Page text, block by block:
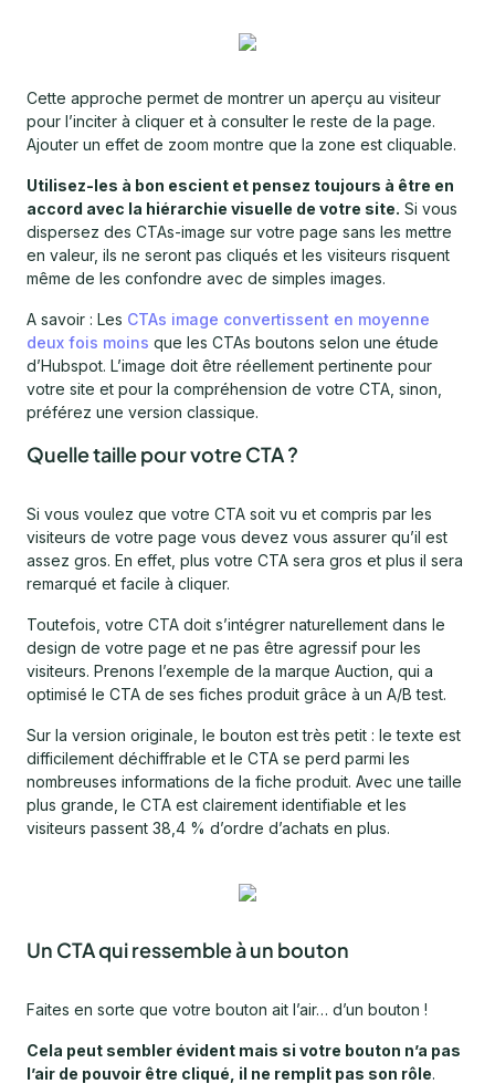
Cette approche permet de montrer un aperçu au visiteur
pour l’inciter à cliquer et à consulter le reste de la page.
Ajouter un effet de zoom montre que la zone est cliquable.
Utilisez-les à bon escient et pensez toujours à être en
accord avec la hiérarchie visuelle de votre site. Si vous
dispersez des CTAs-image sur votre page sans les mettre
en valeur, ils ne seront pas cliqués et les visiteurs risquent
même de les confondre avec de simples images.
A savoir : Les CTAs image convertissent en moyenne
deux fois moins que les CTAs boutons selon une étude
d’Hubspot. L’image doit être réellement pertinente pour
votre site et pour la compréhension de votre CTA, sinon,
préférez une version classique.
Quelle taille pour votre CTA ?
Si vous voulez que votre CTA soit vu et compris par les
visiteurs de votre page vous devez vous assurer qu’il est
assez gros. En effet, plus votre CTA sera gros et plus il sera
remarqué et facile à cliquer.
Toutefois, votre CTA doit s’intégrer naturellement dans le
design de votre page et ne pas être agressif pour les
visiteurs. Prenons l’exemple de la marque Auction, qui a
optimisé le CTA de ses fiches produit grâce à un A/B test.
Sur la version originale, le bouton est très petit : le texte est
difficilement déchiffrable et le CTA se perd parmi les
nombreuses informations de la fiche produit. Avec une taille
plus grande, le CTA est clairement identifiable et les
visiteurs passent 38,4 % d’ordre d’achats en plus.
Un CTA qui ressemble à un bouton
Faites en sorte que votre bouton ait l’air… d’un bouton !
Cela peut sembler évident mais si votre bouton n’a pas
l’air de pouvoir être cliqué, il ne remplit pas son rôle.